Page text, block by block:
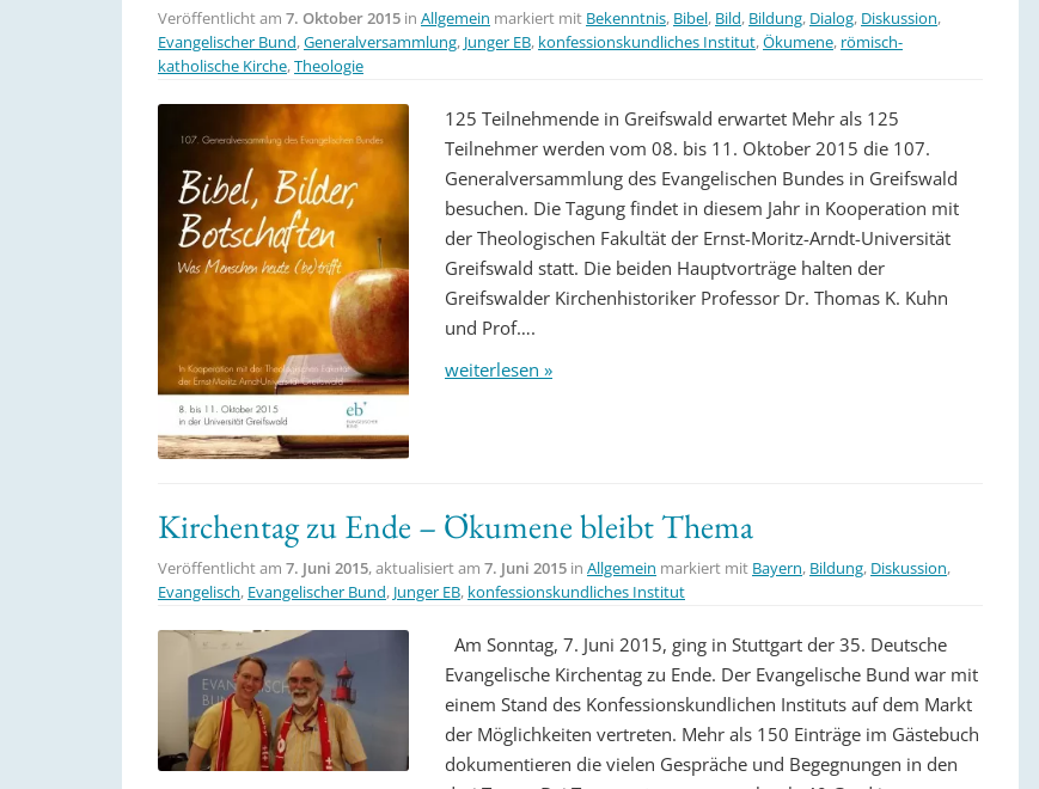
Veröffentlicht am 7. Oktober 2015 in Allgemein markiert mit Bekenntnis, Bibel, Bild, Bildung, Dialog, Diskussion,
Evangelischer Bund,Generalversammlung, Junger EB, konfessionskundliches Institut,Ökumene, römisch-
katholische Kirche,Theologie
125 Teilnehmende in Greifswald erwartet Mehr als 125
Teilnehmer werden vom 08. bis 11. Oktober 2015 die 107.
Generalversammlung des Evangelischen Bundes in Greifswald
besuchen. Die Tagung findet in diesem Jahr in Kooperation mit
der Theologischen Fakultät der Ernst-Moritz-Arndt-Universität
Greifswald statt. Die beiden Hauptvorträge halten der
Greifswalder Kirchenhistoriker Professor Dr. Thomas K. Kuhn
und Prof….
weiterlesen »
Kirchentag zu Ende – Ökumene bleibt Thema
Veröffentlicht am 7. Juni 2015, aktualisiert am 7. Juni 2015 in Allgemein markiert mit Bayern, Bildung, Diskussion,
Evangelisch, Evangelischer Bund, Junger EB, konfessionskundliches Institut
Am Sonntag, 7. Juni 2015, ging in Stuttgart der 35. Deutsche
Evangelische Kirchentag zu Ende. Der Evangelische Bund war mit
einem Stand des Konfessionskundlichen Instituts auf dem Markt
der Möglichkeiten vertreten. Mehr als 150 Einträge im Gästebuch
dokumentieren die vielen Gespräche und Begegnungen in den